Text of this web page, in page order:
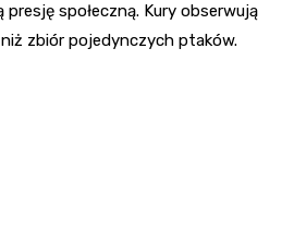
społeczną. Kury obserwują
niż zbiór pojedynczych ptaków.